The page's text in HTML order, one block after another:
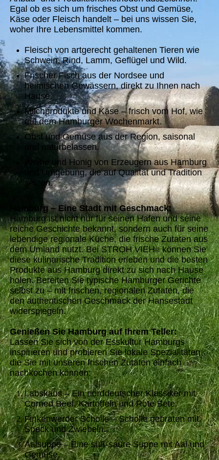
Egal ob es sich um frisches Obst und Gemüse,
Käse oder Fleisch handelt – bei uns wissen Sie,
woher Ihre Lebensmittel kommen.
Fleisch von artgerecht gehaltenen Tieren wie
Schwein, Rind, Lamm, Geflügel und Wild.
Frischer Fisch aus der Nordsee und
heimischen Gewässern, direkt zu Ihnen nach
Hause.
Milchprodukte und Käse – frisch vom Hof, wie
auf dem Hamburger Wochenmarkt.
Obst und Gemüse aus der Region, saisonal
und naturbelassen.
Weine und Honig von Erzeugern aus Hamburg
und Umgebung, die auf Qualität und Tradition
setzen.
Hamburg – Eine Stadt mit Geschmack:
Hamburg ist nicht nur für seinen Hafen und seine
reiche Geschichte bekannt, sondern auch für seine
lebendige regionale Küche, die frische Zutaten aus
dem Umland nutzt. Bei STROH VIEH®können Sie
diese kulinarische Tradition erleben und die besten
Produkte aus Hamburg direkt zu sich nach Hause
holen. Bereiten Sie typische Hamburger Gerichte
selbst zu – mit frischen, regionalen Zutaten, die
den authentischen Geschmack der Hansestadt
widerspiegeln.
Genießen Sie Hamburg auf Ihrem Teller:
Lassen Sie sich von der Esskultur Hamburgs
inspirieren und probieren Sie lokale Spezialitäten,
die Sie mit unseren frischen Zutaten einfach
nachkochen können:
Labskaus – Ein norddeutscher Klassiker mit
Corned Beef, Kartoffeln und Rote Bete.
Finkenwerder Scholle – Scholle gebraten mit
Speck und Zwiebeln.
Aalsuppe – Eine süß-saure Suppe mit Aal und
Gemüse.